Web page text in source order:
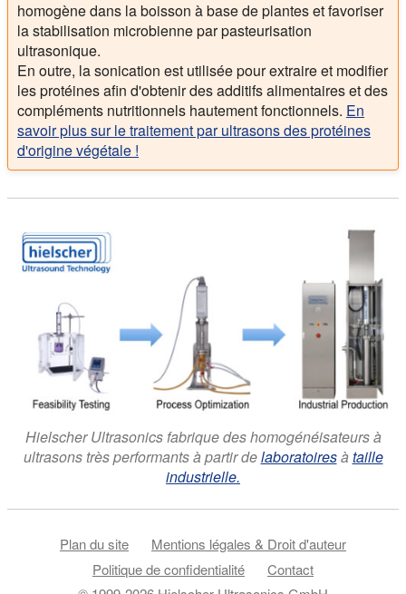
homogène dans la boisson à base de plantes et favoriser
la stabilisation microbienne par pasteurisation
ultrasonique.
En outre, la sonication est utilisée pour extraire et modifier
les protéines afin d'obtenir des additifs alimentaires et des
compléments nutritionnels hautement fonctionnels. En
savoir plus sur le traitement par ultrasons des protéines
d'origine végétale !
Hielscher Ultrasonics fabrique des homogénéisateurs à
ultrasons très performants à partir delaboratoiresàtaille
industrielle.
Plan du site
Mentions légales & Droit d'auteur
Politique de confidentialité
Contact